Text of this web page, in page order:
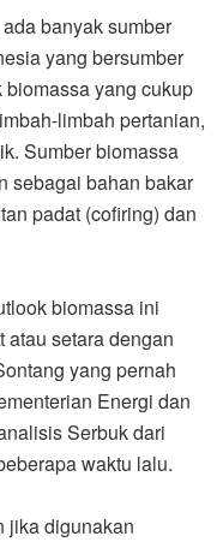
banyak sumber
yang bersumber
yang cukup
limbah pertanian,
Sumber biomassa
sebagai bahan bakar
padat (cofiring) dan
biomassa ini
atau setara dengan
yang pernah
Energi dan
Serbuk dari
waktu lalu.
jika digunakan